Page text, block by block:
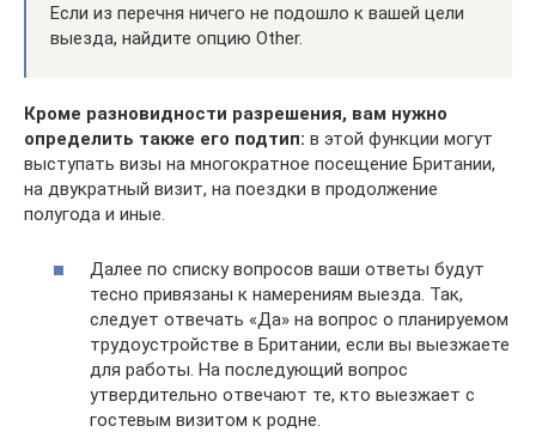
Если из перечня ничего не подошло к вашей цели
выезда, найдите опцию Other.
Кроме разновидности разрешения, вам нужно
определить также его подтип: в этой функции могут
выступать визы на многократное посещение Британии,
на двукратный визит, на поездки в продолжение
полугода и иные.
Далее по списку вопросов ваши ответы будут
тесно привязаны к намерениям выезда. Так,
следует отвечать «Да» на вопрос о планируемом
трудоустройстве в Британии, если вы выезжаете
для работы. На последующий вопрос
утвердительно отвечают те, кто выезжает с
гостевым визитом к родне.